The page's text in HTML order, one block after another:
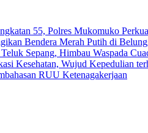
55, Polres Mukomuko
Bendera Merah Putih di
Sepang, Himbau Waspada
Kesehatan, Wujud Kepedulian
RUU Ketenagakerjaan